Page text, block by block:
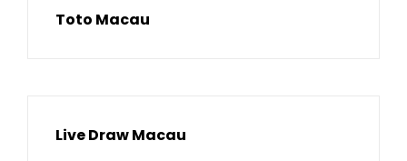
Toto Macau
Live Draw Macau